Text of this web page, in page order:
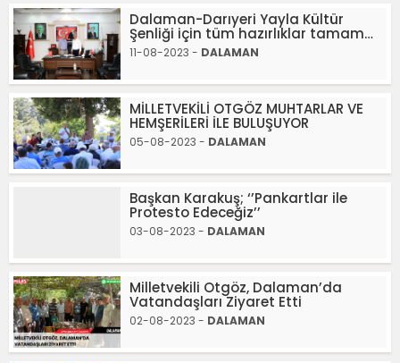
Dalaman-Darıyeri Yayla Kültür
Şenliği için tüm hazırlıklar tamam…
11-08-2023 - DALAMAN
MİLLETVEKİLİ OTGÖZ MUHTARLAR VE
HEMŞERİLERİ İLE BULUŞUYOR
05-08-2023 - DALAMAN
Başkan Karakuş; ‘’Pankartlar ile
Protesto Edeceğiz’’
03-08-2023 - DALAMAN
Milletvekili Otgöz, Dalaman’da
Vatandaşları Ziyaret Etti
02-08-2023 - DALAMAN